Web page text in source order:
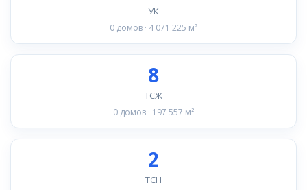
УК
0 домов · 4 071 225 м²
8
ТСЖ
0 домов · 197 557 м²
2
ТСН